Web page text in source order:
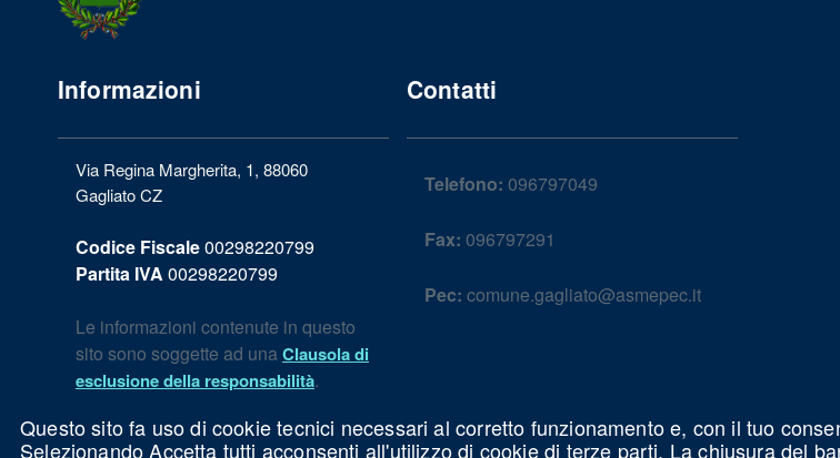
Questo sito fa uso di cookie tecnici necessari al corretto funzionamento e, con il tuo
Selezionando Accetta tutti acconsenti all'utilizzo di cookie di terze parti. La chiusura del
Informazioni
Via Regina Margherita, 1, 88060
Gagliato CZ
Codice Fiscale00298220799
Partita IVA 00298220799
Le informazioni contenute in questo
sito sono soggette ad unaClausola di
esclusione della responsabilità.
Contatti
Telefono: 096797049
Fax: 096797291
Pec: comune.gagliato@asmepec.it